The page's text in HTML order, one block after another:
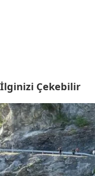
İlginizi Çekebilir